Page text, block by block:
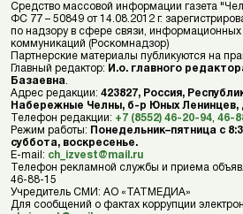
Средство массовой информации газета
ФС 77 – 50849 от 14.08.2012 г.
по надзору в сфере связи, информационных
коммуникаций (Роскомнадзор)
Партнерские материалы публикуются на
Главный редактор: И.о. главного
Базаевна
Адрес редакции: 423827, Россия,
Набережные Челны, б-р Юных Ленинцев,
Телефон редакции: +7 (8552) 46-20-94 46-
Режим работы: Понедельник–пятница с
суббота, воскресенье.
E-mail: ch_izvest@mail.ru
Телефон рекламной службы и приема
46-88-15
Учредитель СМИ: АО «ТАТМЕДИА»
Для сообщений о фактах коррупции